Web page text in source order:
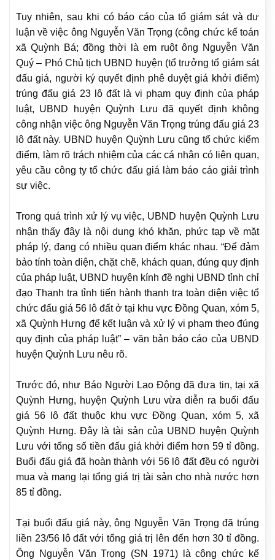
Tuy nhiên, sau khi có báo cáo của tổ giám sát và dư
luận về việc ông Nguyễn Văn Trọng (công chức kế toán
xã Quỳnh Bá; đồng thời là em ruột ông Nguyễn Văn
Quý – Phó Chủ tịch UBND huyện (tổ trưởng tổ giám sát
đấu giá, người ký quyết định phê duyệt giá khởi điểm)
trúng đấu giá 23 lô đất là vi phạm quy định của pháp
luật, UBND huyện Quỳnh Lưu đã quyết định không
công nhận việc ông Nguyễn Văn Trọng trúng đấu giá 23
lô đất này. UBND huyện Quỳnh Lưu cũng tổ chức kiểm
điểm, làm rõ trách nhiệm của các cá nhân có liên quan,
yêu cầu công ty tổ chức đấu giá làm báo cáo giải trình
sự việc.
Trong quá trình xử lý vụ việc, UBND huyện Quỳnh Lưu
nhận thấy đây là nội dung khó khăn, phức tạp về mặt
pháp lý, đang có nhiều quan điểm khác nhau. “Để đảm
bảo tính toàn diện, chặt chẽ, khách quan, đúng quy định
của pháp luật, UBND huyện kính đề nghị UBND tỉnh chỉ
đạo Thanh tra tỉnh tiến hành thanh tra toàn diện việc tổ
chức đấu giá 56 lô đất ở tại khu vực Đồng Quan, xóm 5,
xã Quỳnh Hưng để kết luận và xử lý vi phạm theo đúng
quy định của pháp luật” – văn bản báo cáo của UBND
huyện Quỳnh Lưu nêu rõ.
Trước đó, như Báo Người Lao Động đã đưa tin, tại xã
Quỳnh Hưng, huyện Quỳnh Lưu vừa diễn ra buổi đấu
giá 56 lô đất thuộc khu vực Đồng Quan, xóm 5, xã
Quỳnh Hưng. Đây là tài sản của UBND huyện Quỳnh
Lưu với tổng số tiền đấu giá khởi điểm hơn 59 tỉ đồng.
Buổi đấu giá đã hoàn thành với 56 lô đất đều có người
mua và mang lại tổng giá trị tài sản cho nhà nước hơn
85 tỉ đồng.
Tại buổi đấu giá này, ông Nguyễn Văn Trọng đã trúng
liền 23/56 lô đất với tổng giá trị lên đến hơn 30 tỉ đồng.
Ông Nguyễn Văn Trọng (SN 1971) là công chức kế